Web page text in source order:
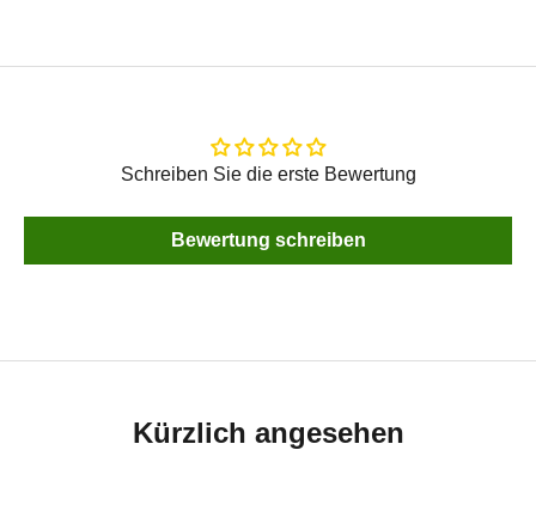
Schreiben Sie die erste Bewertung
Bewertung schreiben
Kürzlich angesehen